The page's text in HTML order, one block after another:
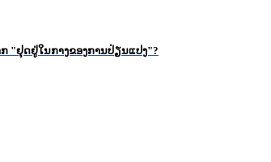
"ຢຸດ​ຢູ່​ໃນ​ກາງ​ຂອງ​ການ​ປ່ຽນ​ແປງ​"​?